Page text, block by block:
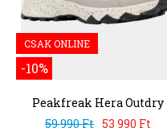
CSAK ONLINE
-10%
Peakfreak Hera Outdry
59 990 Ft 53 990 Ft